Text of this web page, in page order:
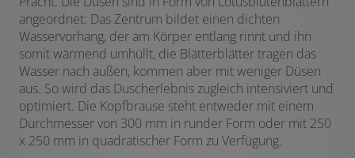
angeordnet: Das Zentrum bildet einen dichten
Wasservorhang, der am Körper entlang rinnt und ihn
somit wärmend umhüllt, die Blätterblätter tragen das
Wasser nach außen, kommen aber mit weniger Düsen
aus. So wird das Duscherlebnis zugleich intensiviert und
optimiert. Die Kopfbrause steht entweder mit einem
Durchmesser von 300 mm in runder Form oder mit 250
x 250 mm in quadratischer Form zu Verfügung.